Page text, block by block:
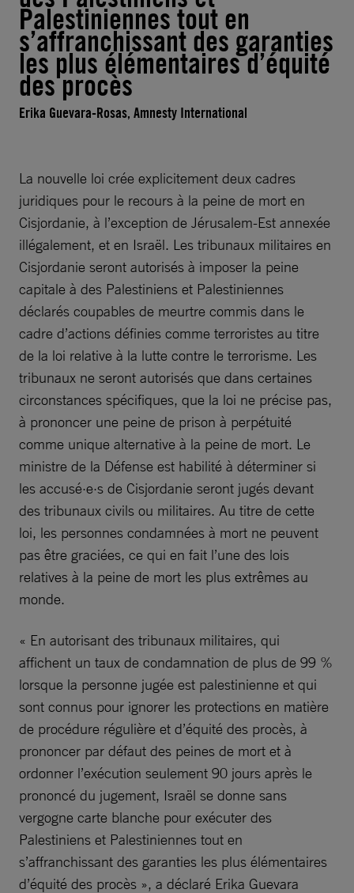
Palestiniennes tout en
s’affranchissant des garanties
les plus élémentaires d’équité
des procès
Erika Guevara-Rosas, Amnesty International
La nouvelle loi crée explicitement deux cadres
juridiques pour le recours à la peine de mort en
Cisjordanie, à l’exception de Jérusalem-Est annexée
illégalement, et en Israël. Les tribunaux militaires en
Cisjordanie seront autorisés à imposer la peine
capitale à des Palestiniens et Palestiniennes
déclarés coupables de meurtre commis dans le
cadre d’actions définies comme terroristes au titre
de la loi relative à la lutte contre le terrorisme. Les
tribunaux ne seront autorisés que dans certaines
circonstances spécifiques, que la loi ne précise pas,
à prononcer une peine de prison à perpétuité
comme unique alternative à la peine de mort. Le
ministre de la Défense est habilité à déterminer si
les accusé·e·s de Cisjordanie seront jugés devant
des tribunaux civils ou militaires. Au titre de cette
loi, les personnes condamnées à mort ne peuvent
pas être graciées, ce qui en fait l’une des lois
relatives à la peine de mort les plus extrêmes au
monde.
« En autorisant des tribunaux militaires, qui
affichent un taux de condamnation de plus de 99 %
lorsque la personne jugée est palestinienne et qui
sont connus pour ignorer les protections en matière
de procédure régulière et d’équité des procès, à
prononcer par défaut des peines de mort et à
ordonner l’exécution seulement 90 jours après le
prononcé du jugement, Israël se donne sans
vergogne carte blanche pour exécuter des
Palestiniens et Palestiniennes tout en
s’affranchissant des garanties les plus élémentaires
d’équité des procès », a déclaré Erika Guevara